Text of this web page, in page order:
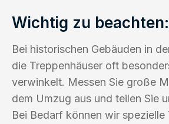
Wichtig zu beachten:
Bei historischen Gebäuden in
die Treppenhäuser oft
verwinkelt. Messen Sie große
dem Umzug aus und teilen Sie
Bei Bedarf können wir spezielle